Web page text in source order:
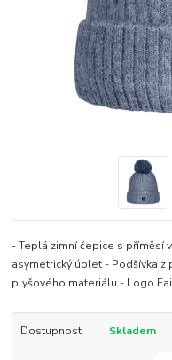
- Teplá zimní čepice s příměsí
asymetrický úplet - Podšívka
plyšového materiálu - Logo
Dostupnost Skladem